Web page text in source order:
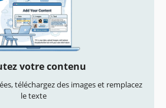
votre contenu
téléchargez des images et remplacez
le texte